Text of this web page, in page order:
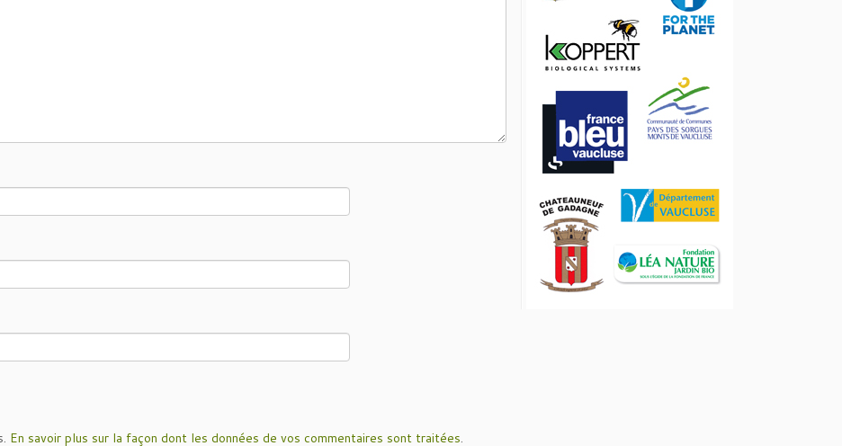
En savoir plus sur la façon dont les données de vos commentaires sont traitées.